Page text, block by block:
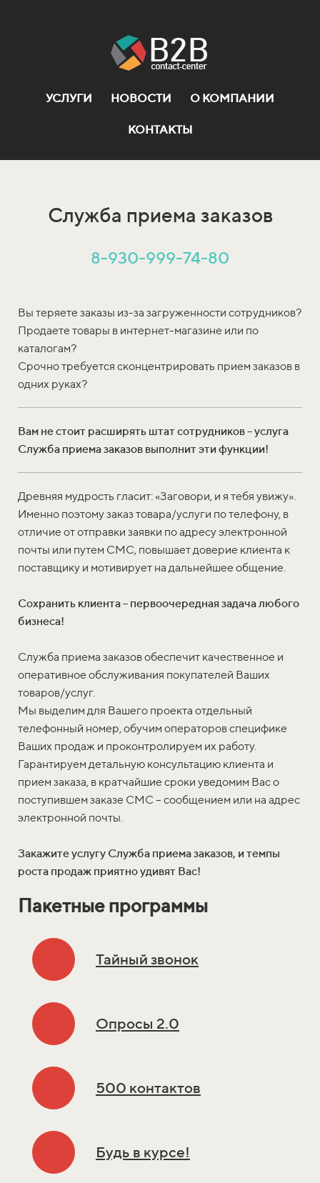
УСЛУГИ НОВОСТИ О КОМПАНИИ
КОНТАКТЫ
Служба приема заказов
8-930-999-74-80
Вы теряете заказы из-за загруженности сотрудников?
Продаете товары в интернет-магазине или по
каталогам?
Срочно требуется сконцентрировать прием заказов в
одних руках?
Вам не стоит расширять штат сотрудников – услуга
Служба приема заказов выполнит эти функции!
Древняя мудрость гласит: «Заговори, и я тебя увижу».
Именно поэтому заказ товара/услуги по телефону, в
отличие от отправки заявки по адресу электронной
почты или путем СМС, повышает доверие клиента к
поставщику и мотивирует на дальнейшее общение.
Сохранить клиента – первоочередная задача любого
бизнеса!
Служба приема заказов обеспечит качественное и
оперативное обслуживания покупателей Ваших
товаров/услуг.
Мы выделим для Вашего проекта отдельный
телефонный номер, обучим операторов специфике
Ваших продаж и проконтролируем их работу.
Гарантируем детальную консультацию клиента и
прием заказа, в кратчайшие сроки уведомим Вас о
поступившем заказе СМС – сообщением или на адрес
электронной почты.
Закажите услугу Служба приема заказов, и темпы
роста продаж приятно удивят Вас!
Пакетные программы
Тайный звонок
Опросы 2.0
500 контактов
Будь в курсе!